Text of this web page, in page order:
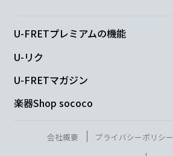
U-FRETプレミアムの機能
U-リク
U-FRETマガジン
楽器Shop sococo
会社概要 プライバシーポリシー